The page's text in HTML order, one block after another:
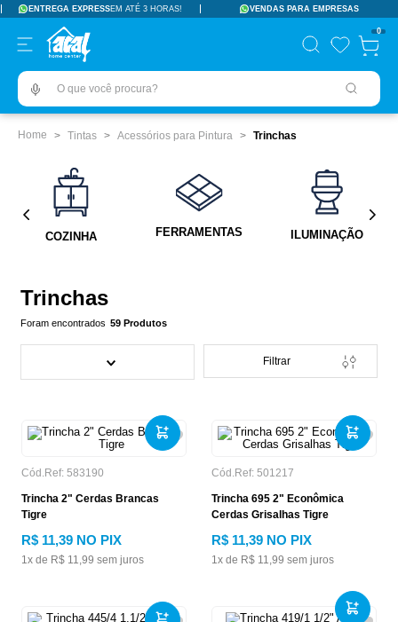
ENTREGA EXPRESSEM ATÉ 3 HORAS! VENDAS PARA EMPRESAS
0
O que você procura?
Tintas Acessórios para Pintura Trinchas
COZINHA FERRAMENTAS ILUMINAÇÃO
Trinchas
59 Produtos
Filtrar
Cód.Ref: 583190
Trincha 2" Cerdas Brancas
Tigre
R$ 11,39 NO PIX
1x de R$ 11,99 sem juros
Cód.Ref: 501217
Trincha 695 2" Econômica
Cerdas Grisalhas Tigre
R$ 11,39 NO PIX
1x de R$ 11,99 sem juros
TERMOS MAIS BUSCADOS
pisos revestimentos
º ceramica
revestimento
6 vaso sanitário
9 º porta
10º 1